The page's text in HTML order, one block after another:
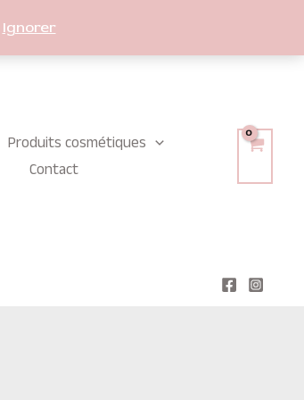
Ignorer
Produits cosmétiques
Contact